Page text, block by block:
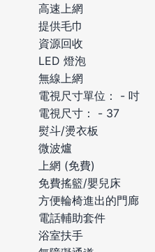
高速上網
提供毛巾
資源回收
LED 燈泡
無線上網
電視尺寸單位： - 吋
電視尺寸： - 37
熨斗/燙衣板
微波爐
上網 (免費)
免費搖籃/嬰兒床
方便輪椅進出的門廊
電話輔助套件
浴室扶手